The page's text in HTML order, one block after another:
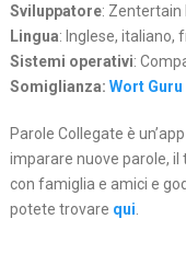
Sviluppatore: Zentertain
Lingua: Inglese, italiano,
Sistemi operativi:
Somiglianza: Wort Guru
Parole Collegate è
imparare nuove parole,
con famiglia e amici e
potete trovare qui.